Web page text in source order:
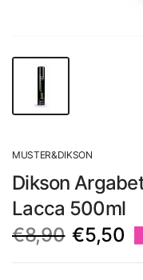
MUSTER&DIKSON
Dikson
Lacca 500ml
€8,90 €5,50